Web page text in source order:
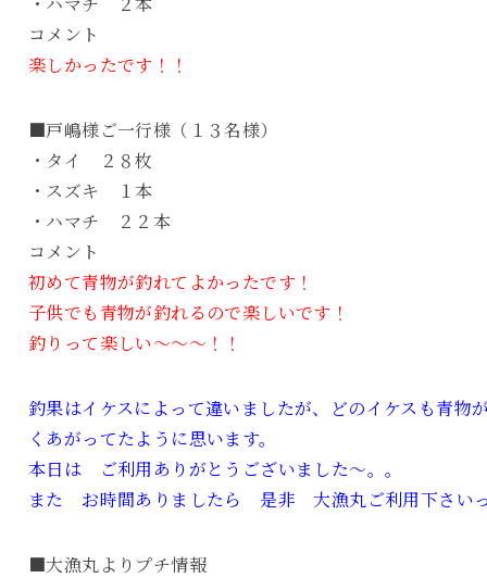
コメント
楽しかったです！！
■戸嶋様ご一行様（１３名様）
・タイ ２８枚
・スズキ １本
・ハマチ ２２本
コメント
初めて青物が釣れてよかったです！
子供でも青物が釣れるので楽しいです！
釣りって楽しい～～～！！
釣果はイケスによって違いましたが、どのイケスも青物
くあがってたように思います。
本日は ご利用ありがとうございました～。。
また お時間ありましたら 是非 大漁丸ご利用下さい
■大漁丸よりプチ情報